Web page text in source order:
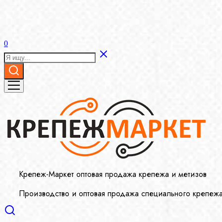
0
Крепеж-Маркет оптовая продажа крепежа и метизов
Производство и оптовая продажа специального